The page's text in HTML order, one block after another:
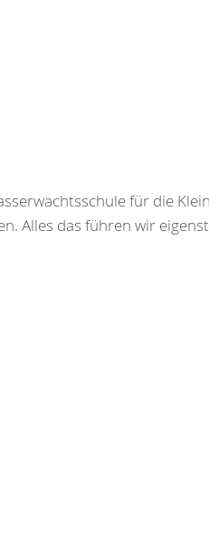
für die
Alles das führen wir